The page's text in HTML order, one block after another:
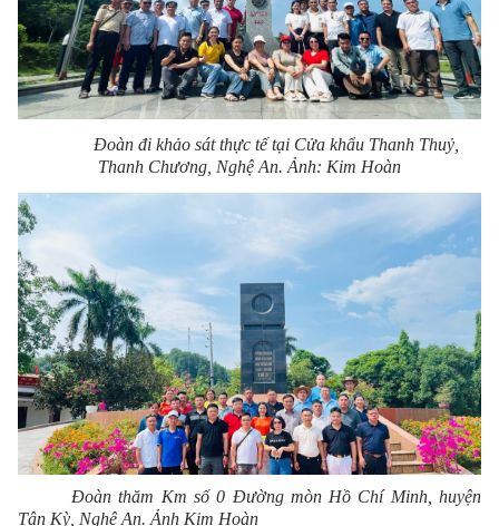
Đoàn đi khảo sát thực tế tại Cửa khẩu Thanh Thuỷ,
Thanh Chương, Nghệ An. Ảnh: Kim Hoàn
Đoàn thăm Km số 0 Đường mòn Hồ Chí Minh, huyện
Tân Kỳ, Nghệ An. Ảnh Kim Hoàn